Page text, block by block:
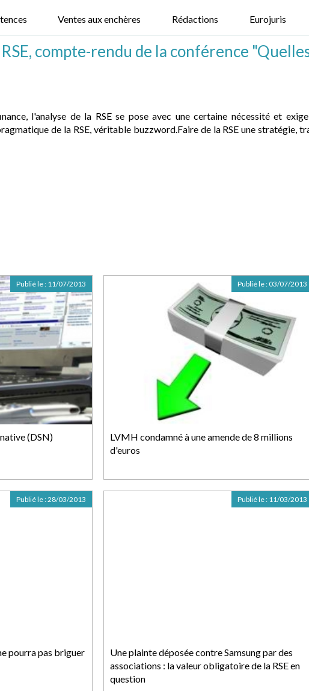
Ventes aux enchères Rédactions Eurojuris
compte-rendu de la conférence
l'analyse de la RSE se pose avec une certaine nécessité et
de la RSE, véritable buzzword.Faire de la RSE une stratégie,
(DSN)
Publié le : 11/07/2013
LVMH condamné à une amende de 8 millions
d'euros
Publié le : 03/07/2013
pourra pas briguer
Publié le :28/03/2013
Une plainte déposée contre Samsung par des
associations : la valeur obligatoire de la RSE en
question
Publié le : 11/03/2013